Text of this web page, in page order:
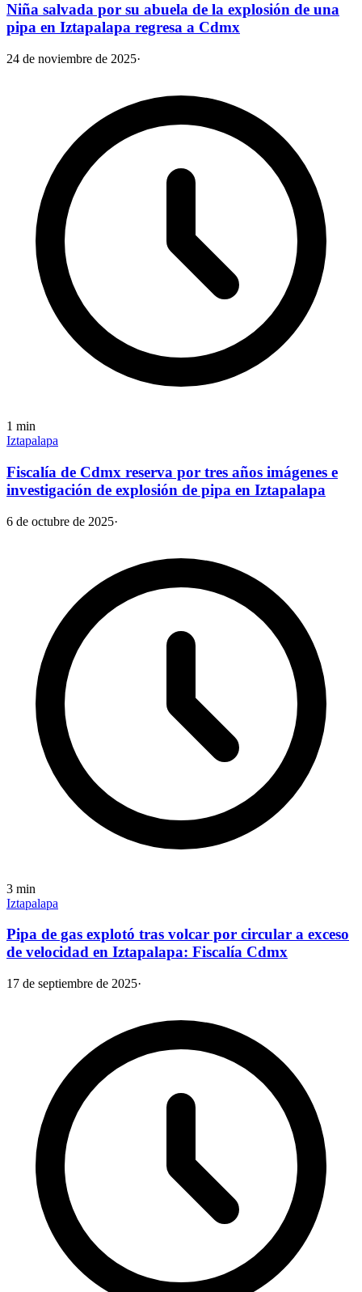
Niña salvada por su abuela de la explosión de una
pipa en Iztapalapa regresa a Cdmx
24 de noviembre de 2025·
1 min
Iztapalapa
Fiscalía de Cdmx reserva por tres años imágenes e
investigación de explosión de pipa en Iztapalapa
6 de octubre de 2025·
3 min
Iztapalapa
Pipa de gas explotó tras volcar por circular a exceso
de velocidad en Iztapalapa: Fiscalía Cdmx
17 de septiembre de 2025·